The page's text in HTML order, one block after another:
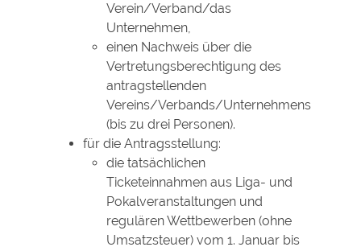
Verein/Verband/das
Unternehmen,
einen Nachweis über die
Vertretungsberechtigung des
antragstellenden
Vereins/Verbands/Unternehmens
(bis zu drei Personen).
für die Antragsstellung:
die tatsächlichen
Ticketeinnahmen aus Liga- und
Pokalveranstaltungen und
regulären Wettbewerben (ohne
Umsatzsteuer) vom 1. Januar bis